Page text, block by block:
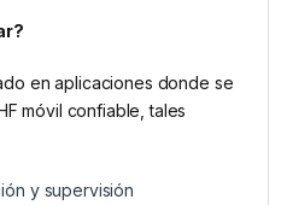
en aplicaciones donde se
móvil confiable, tales
y supervisión